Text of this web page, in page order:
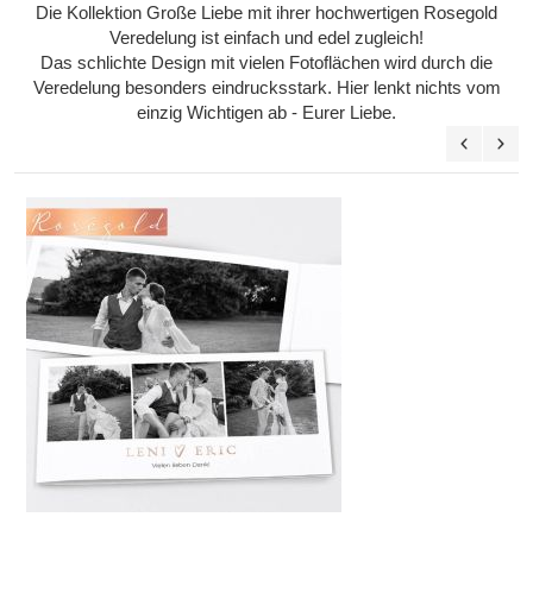
Die Kollektion Große Liebe mit ihrer hochwertigen Rosegold
Veredelung ist einfach und edel zugleich!
Das schlichte Design mit vielen Fotoflächen wird durch die
Veredelung besonders eindrucksstark. Hier lenkt nichts vom
einzig Wichtigen ab - Eurer Liebe.